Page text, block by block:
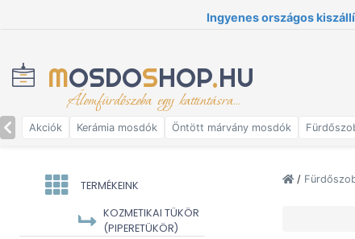
Ingyenes országos
MOSDOSHOP.HU
Álomfürdőszoba egy kattintásra...
Akciók Kerámia mosdók Öntött márvány mosdók
TERMÉKEINK
KOZMETIKAI TÜKÖR
(PIPERETÜKÖR)
/